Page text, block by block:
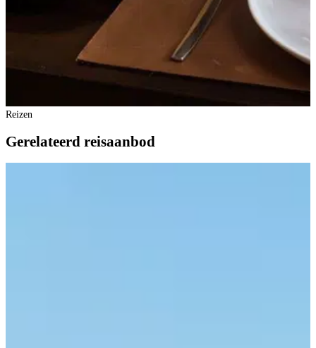
Reizen
Gerelateerd reisaanbod